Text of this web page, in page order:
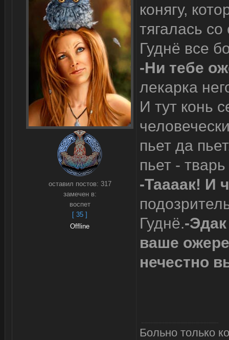
оставил постов: 317
замечен в:
воспет
[ 35 ]
Offline
конягу,
тягалась
Гуднё все
-Ни тебе
лекарка
И тут конь
пьет да
пьет -
-Таааак! И
Гуднё.-
ваше
нечестно
Больно только